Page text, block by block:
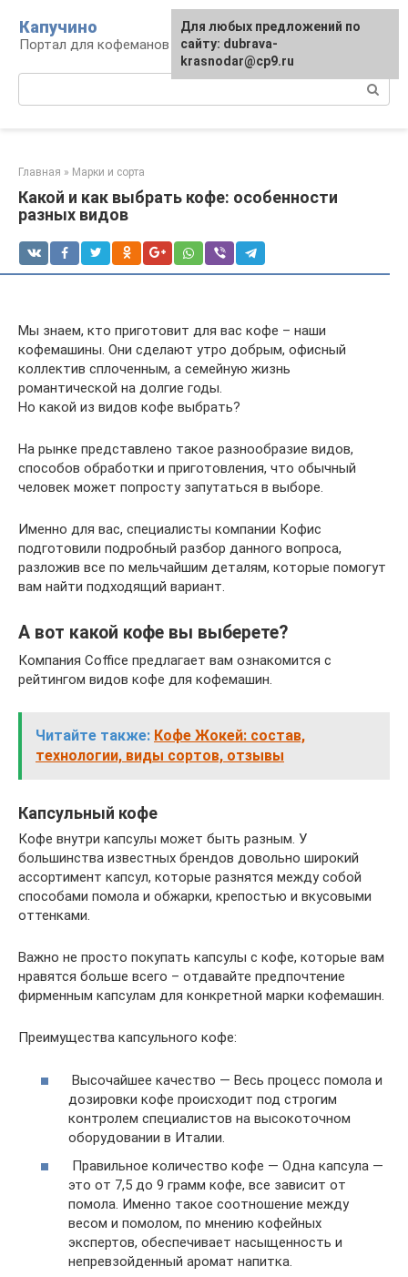
контенту
Капучино
Портал для кофеманов
Главная » Марки и сорта
Какой и как выбрать кофе: особенности
разных видов
Мы знаем, кто приготовит для вас кофе – наши
кофемашины. Они сделают утро добрым, офисный
коллектив сплоченным, а семейную жизнь
романтической на долгие годы.
Но какой из видов кофе выбрать?
На рынке представлено такое разнообразие видов,
способов обработки и приготовления, что обычный
человек может попросту запутаться в выборе.
Именно для вас, специалисты компании Кофис
подготовили подробный разбор данного вопроса,
разложив все по мельчайшим деталям, которые помогут
вам найти подходящий вариант.
А вот какой кофе вы выберете?
Компания Coffice предлагает вам ознакомится с
рейтингом видов кофе для кофемашин.
Читайте также: Кофе Жокей: состав,
технологии, виды сортов, отзывы
Капсульный кофе
Кофе внутри капсулы может быть разным. У
большинства известных брендов довольно широкий
ассортимент капсул, которые разнятся между собой
способами помола и обжарки, крепостью и вкусовыми
оттенками.
Важно не просто покупать капсулы с кофе, которые вам
нравятся больше всего – отдавайте предпочтение
фирменным капсулам для конкретной марки кофемашин.
Преимущества капсульного кофе:
Высочайшее качество — Весь процесс помола и
дозировки кофе происходит под строгим
контролем специалистов на высокоточном
оборудовании в Италии.
Правильное количество кофе — Одна капсула —
это от 7,5 до 9 грамм кофе, все зависит от
помола. Именно такое соотношение между
весом и помолом, по мнению кофейных
экспертов, обеспечивает насыщенность и
непревзойденный аромат напитка.
Для любых предложений по
сайту: dubrava-
krasnodar@cp9.ru